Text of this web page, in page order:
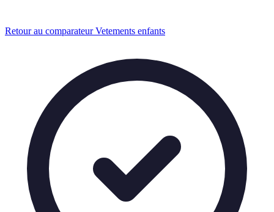
Retour au comparateur Vetements enfants